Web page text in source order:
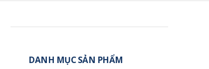
DANH MỤC SẢN PHẨM